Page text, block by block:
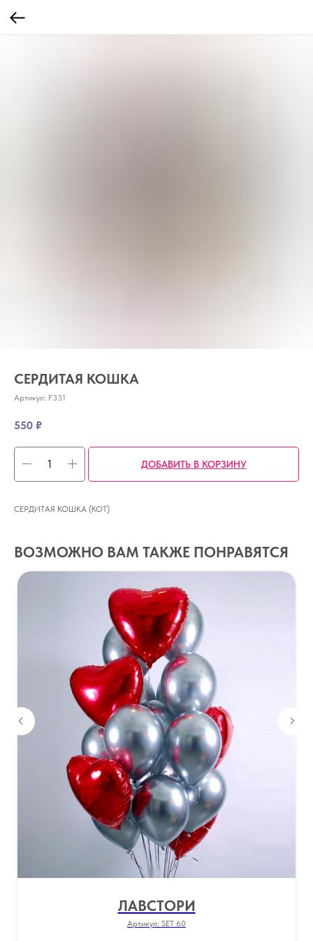
СЕРДИТАЯ КОШКА
Артикул: F331
550 ₽
ДОБАВИТЬ В КОРЗИНУ
СЕРДИТАЯ КОШКА (КОТ)
ВОЗМОЖНО ВАМ ТАКЖЕ ПОНРАВЯТСЯ
ЛАВСТОРИ
Артикул: SET 60